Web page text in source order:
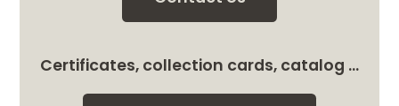
Certificates, collection cards, catalog …